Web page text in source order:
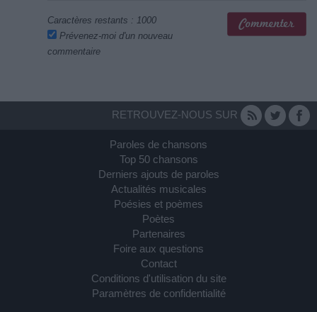
Caractères restants : 1000
Prévenez-moi d'un nouveau
commentaire
RETROUVEZ-NOUS SUR
Paroles de chansons
Top 50 chansons
Derniers ajouts de paroles
Actualités musicales
Poésies et poèmes
Poètes
Partenaires
Foire aux questions
Contact
Conditions d'utilisation du site
Paramètres de confidentialité